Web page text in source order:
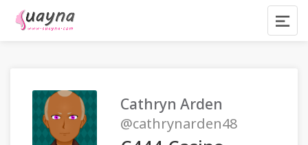
Cathryn Arden
@cathrynarden48